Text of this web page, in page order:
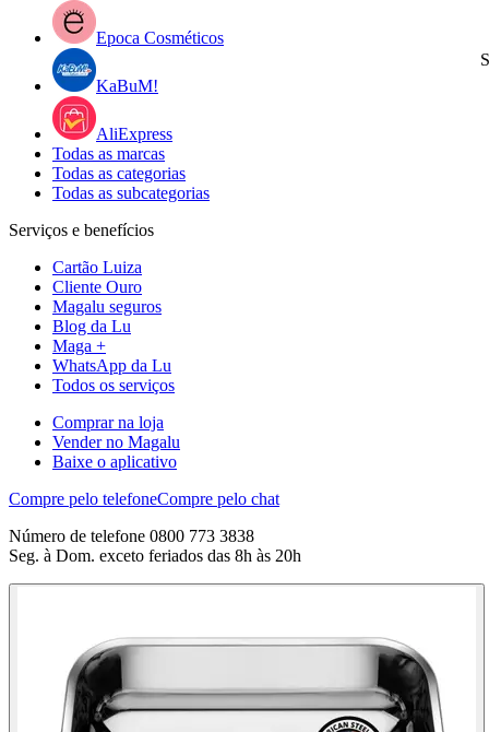
Epoca Cosméticos
KaBuM!
AliExpress
Todas as marcas
Todas as categorias
Todas as subcategorias
Serviços e benefícios
Cartão Luiza
Cliente Ouro
Magalu seguros
Blog da Lu
Maga +
WhatsApp da Lu
Todos os serviços
Comprar na loja
Vender no Magalu
Baixe o aplicativo
Compre pelo telefoneCompre pelo chat
Número de telefone 0800 773 3838
Seg. à Dom. exceto feriados das 8h às 20h